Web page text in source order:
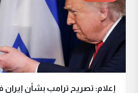
إعلام: تصريح ترامب بشأن إيران